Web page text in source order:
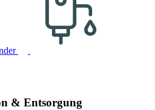
& Entsorgung